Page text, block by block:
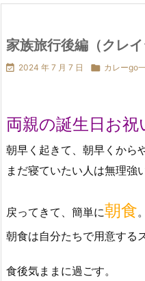
家族旅行後編（クレイ
 2024 年 7 月 7 日  カレーgo
両親の誕生日お祝
朝早く起きて、朝早くから
まだ寝ていたい人は無理強
戻ってきて、簡単に朝食。
朝食は自分たちで用意する
食後気ままに過ごす。